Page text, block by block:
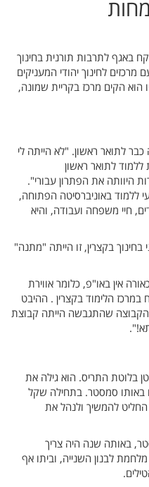
באגף לתרבות תורנית בחינוך
לחינוך יהודי המעניקים
הוא הקים מרכז בקריית שמונה,
לתואר ראשון. "לא הייתה לי
לתואר ראשון
היוותה את הפתרון עבורי".
ללמוד באוניברסיטה הפתוחה,
חיי משפחה ועבודה, והיא
בקצרין, זו הייתה "מתנה"
אין באו"פ, כלומר אווירת
הלימוד בקצרין . ההיבט
שהתגבשה הייתה קבוצת
בלוטת התריס. הוא גילה את
סמסטר. בתחילה שקל
להמשיך ולנהל את
באותה שנה היה צריך
לבנון השנייה, וביתו אף